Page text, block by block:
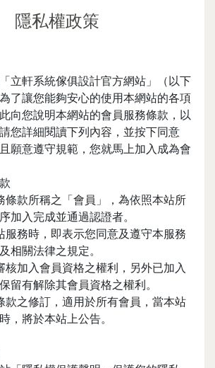
隱私權政策
立軒系統傢俱設計官方網站」（以下
了讓您能夠安心的使用本網站的各項
向您說明本網站的會員服務條款，以
您詳細閱讀下列內容，並按下同意
願意遵守規範，您就馬上加入成為會
條款所稱之「會員」，為依照本站所
加入完成並通過認證者。
服務時，即表示您同意及遵守本服務
相關法律之規定。
核加入會員資格之權利，另外已加入
留有解除其會員資格之權利。
款之修訂，適用於所有會員，當本站
，將於本站上公告。